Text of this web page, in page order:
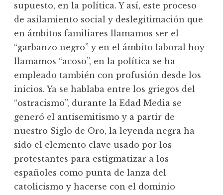
supuesto, en la política. Y así, este proceso
de asilamiento social y deslegitimación que
en ámbitos familiares llamamos ser el
“garbanzo negro” y en el ámbito laboral hoy
llamamos “acoso”, en la política se ha
empleado también con profusión desde los
inicios. Ya se hablaba entre los griegos del
“ostracismo”, durante la Edad Media se
generó el antisemitismo y a partir de
nuestro Siglo de Oro, la leyenda negra ha
sido el elemento clave usado por los
protestantes para estigmatizar a los
españoles como punta de lanza del
catolicismo y hacerse con el dominio